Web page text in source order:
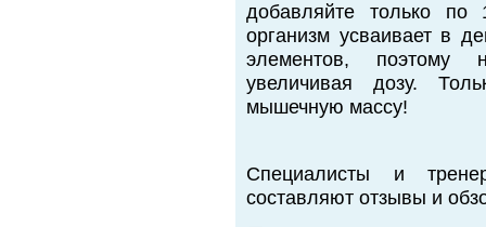
добавляйте только
организм усваивает в
элементов, поэтому
увеличивая дозу.
мышечную массу!
Специалисты и
составляют отзывы и